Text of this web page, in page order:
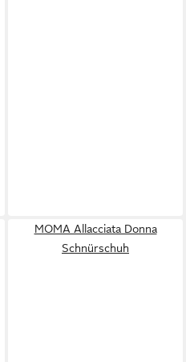
MOMA Allacciata Donna
Schnürschuh